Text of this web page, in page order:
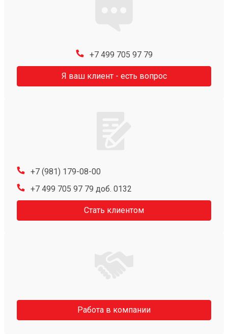
+7 499 705 97 79
Я ваш клиент - есть вопрос
+7 (981) 179-08-00
+7 499 705 97 79 доб. 0132
Стать клиентом
Работа в компании